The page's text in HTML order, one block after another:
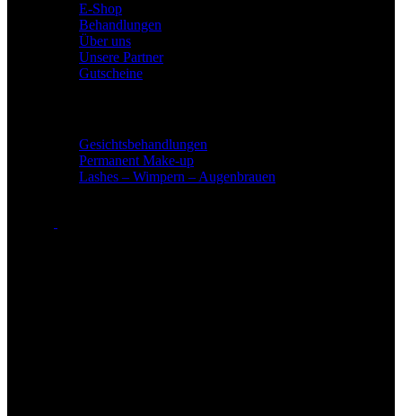
E-Shop
Behandlungen
Über uns
Unsere Partner
Gutscheine
Gesichtsbehandlungen
Permanent Make-up
Lashes – Wimpern – Augenbrauen